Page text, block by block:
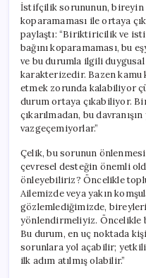
İstifçilik sorununun, bireyin
koparamaması ile ortaya
paylaştı: “Biriktiricilik ve
bağını koparamaması, bu
ve bu durumla ilgili
karakterizedir. Bazen kamu
etmek zorunda kalabiliyor
durum ortaya çıkabiliyor.
çıkarılmadan, bu
vazgeçemiyorlar.”
Çelik, bu sorunun
çevresel desteğin önemli
önleyebiliriz? Öncelikle
Ailemizde veya yakın
gözlemlediğimizde,
yönlendirmeliyiz. Öncelikle
Bu durum, en uç noktada
sorunlara yol açabilir;
ilk adım atılmış olabilir.”